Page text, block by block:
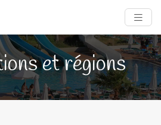
et régions